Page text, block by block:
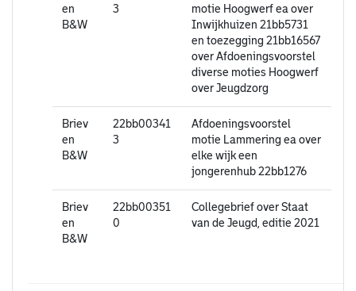
en
B&W
3
motie Hoogwerf ea over
Inwijkhuizen 21bb5731
en toezegging 21bb16567
over Afdoeningsvoorstel
diverse moties Hoogwerf
over Jeugdzorg
Briev
en
B&W
22bb00341
3
Afdoeningsvoorstel
motie Lammering ea over
elke wijk een
jongerenhub 22bb1276
Briev
en
B&W
22bb00351
0
Collegebrief over Staat
van de Jeugd, editie 2021